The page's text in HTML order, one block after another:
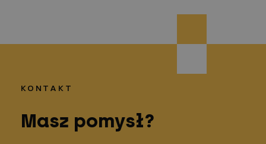
KONTAKT
Masz pomysł?